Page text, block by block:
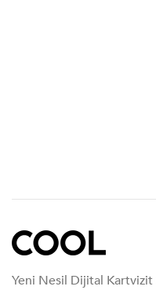
Yeni Nesil Dijital